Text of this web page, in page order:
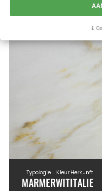
Typologie
MARMER
Kleur
WIT
Herkunft
ITALIE